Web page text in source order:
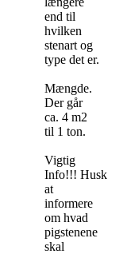
end til
hvilken
stenart og
type det er.
Mængde.
Der går
ca. 4 m2
til 1 ton.
Vigtig
Info!!! Husk
at
informere
om hvad
pigstenene
skal